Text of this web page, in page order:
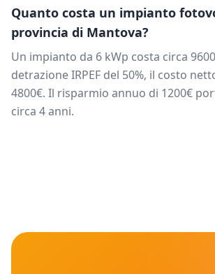
Quanto costa un impianto
provincia di Mantova?
Un impianto da 6 kWp costa circa 9600
detrazione IRPEF del 50%, il costo
4800€. Il risparmio annuo di 1200€
circa 4anni.